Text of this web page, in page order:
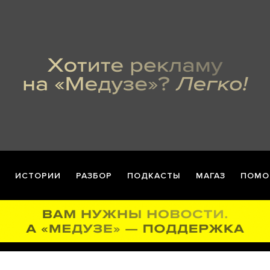
ИСТОРИИ РАЗБОР ПОДКАСТЫ МАГАЗ